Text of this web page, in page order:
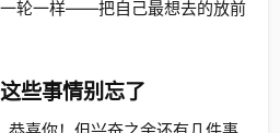
轮一样——把自己最想去的放前
些事情别忘了